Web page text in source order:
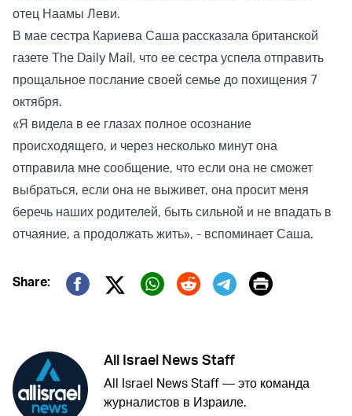
отец Наамы Леви.
В мае сестра Кариева Саша рассказала британской
газете The Daily Mail, что ее сестра успела отправить
прощальное послание своей семье до похищения 7
октября.
«Я видела в ее глазах полное осознание
происходящего, и через несколько минут она
отправила мне сообщение, что если она не сможет
выбраться, если она не выживет, она просит меня
беречь наших родителей, быть сильной и не впадать в
отчаяние, а продолжать жить», - вспоминает Саша.
Share:
Twitter (X)
Print
All Israel News Staff
All Israel News Staff — это команда
журналистов в Израиле.